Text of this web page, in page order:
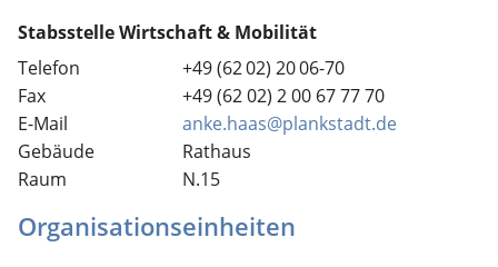
Stabsstelle Wirtschaft & Mobilität
Telefon
+49 (6202) 2006-70
Fax
+49 (6202) 200 677770
E-Mail
anke.haas@plankstadt.de
Gebäude
Rathaus
Raum
N.15
Organisationseinheiten